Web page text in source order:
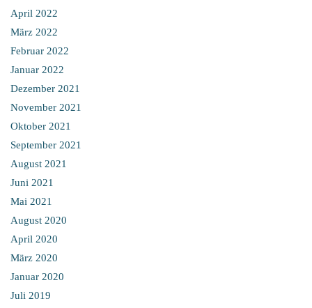
April 2022
März 2022
Februar 2022
Januar 2022
Dezember 2021
November 2021
Oktober 2021
September 2021
August 2021
Juni 2021
Mai 2021
August 2020
April 2020
März 2020
Januar 2020
Juli 2019